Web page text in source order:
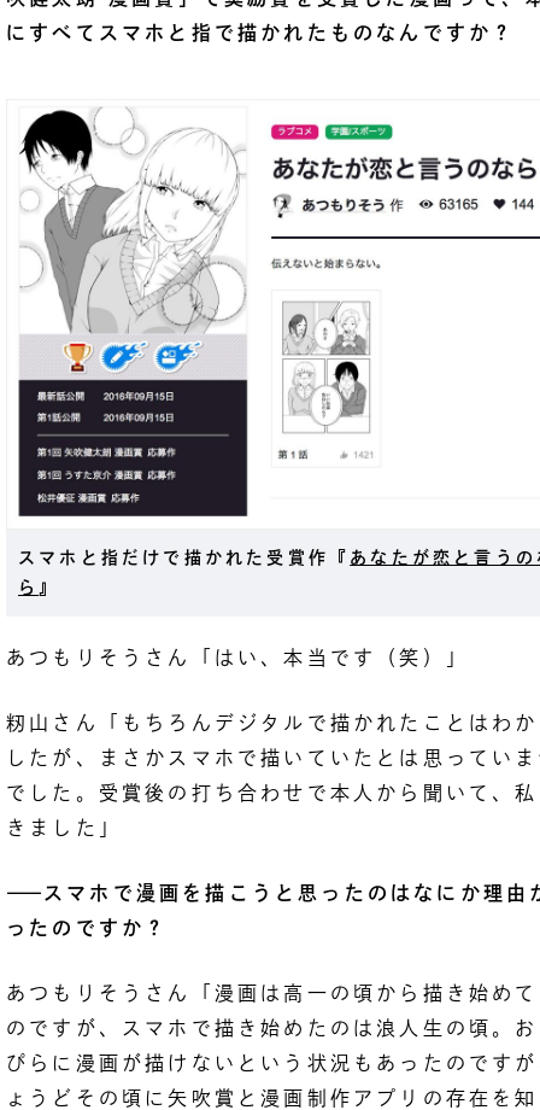
にすべてスマホと指で描かれたものなんですか？
スマホと指だけで描かれた受賞作『 あなたが恋と言うの
ら 』
あつもりそうさん「はい、本当です（笑）」
籾山さん「もちろんデジタルで描かれたことはわ
したが、まさかスマホで描いていたとは思ってい
でした。受賞後の打ち合わせで本人から聞いて、
きました」
―― スマホで漫画を描こうと思ったのはなにか理由
ったのですか？
あつもりそうさん「漫画は高一の頃から描き始め
のですが、スマホで描き始めたのは浪人生の頃。
ぴらに漫画が描けないという状況もあったのです
ょうどその頃に矢吹賞と漫画制作アプリの存在を